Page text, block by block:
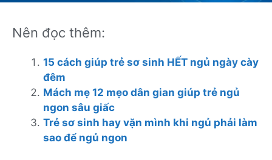
Nên đọc thêm:
15 cách giúp trẻ sơ sinh HẾT ngủ ngày cày
đêm
Mách mẹ 12 mẹo dân gian giúp trẻ ngủ
ngon sâu giấc
Trẻ sơ sinh hay vặn mình khi ngủ phải làm
sao để ngủ ngon